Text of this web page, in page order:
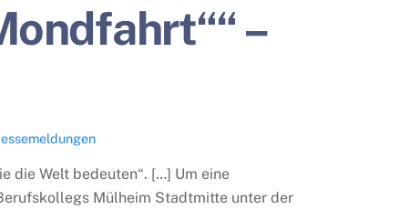
–
die Welt bedeuten“. […] Um eine
Mülheim Stadtmitte unter der